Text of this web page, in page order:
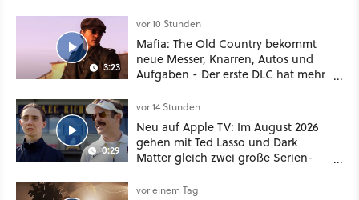
3:23
vor 10 Stunden
Mafia: The Old Country bekommt
neue Messer, Knarren, Autos und
Aufgaben - Der erste DLC hat mehr
0:29
vor 14 Stunden
Neu auf Apple TV: Im August 2026
gehen mit Ted Lasso und Dark
Matter gleich zwei große Serien-
vor einem Tag